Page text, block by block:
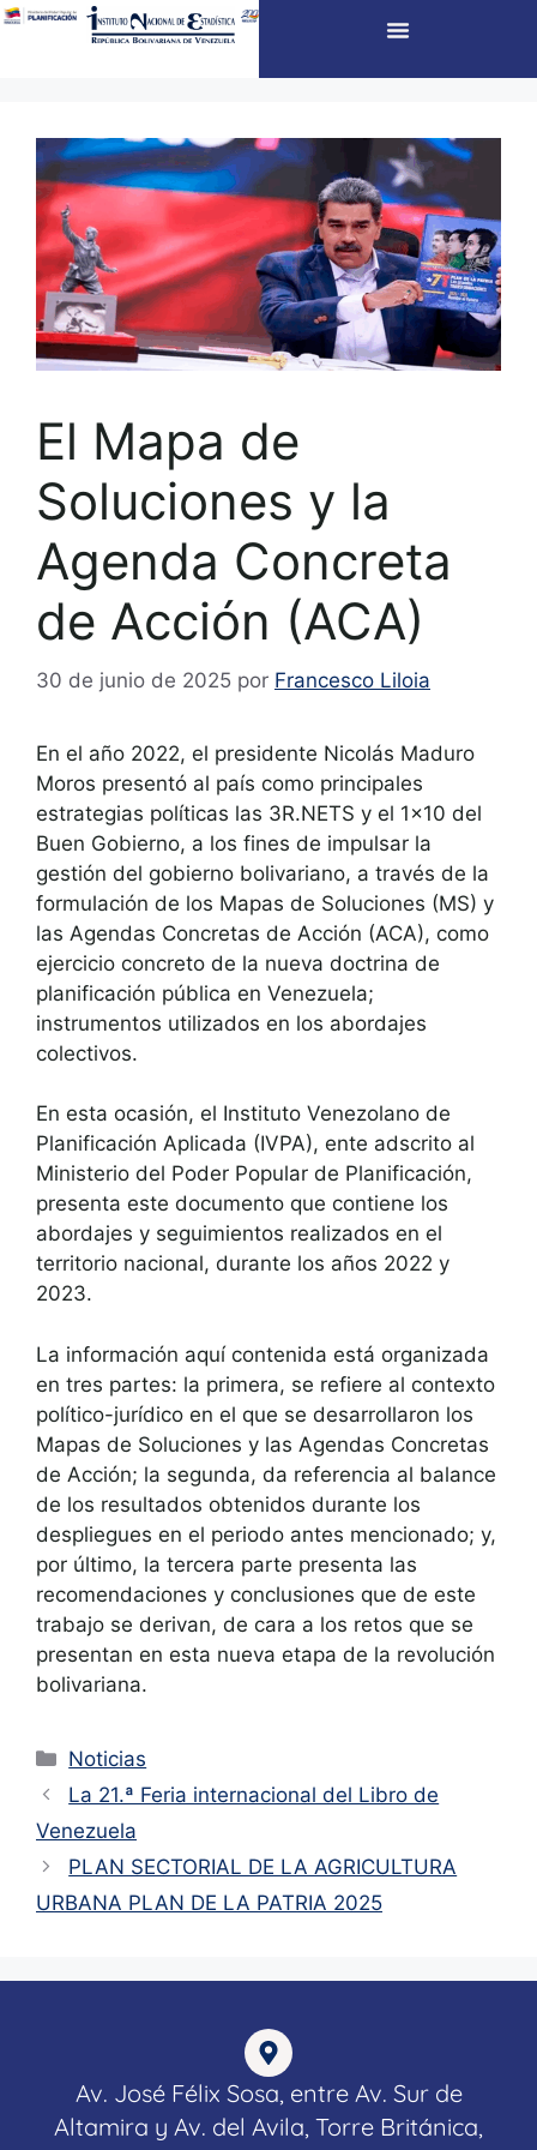
El Mapa de
Soluciones y la
Agenda Concreta
de Acción (ACA)
30 de junio de 2025 por Francesco Liloia
En el año 2022, el presidente Nicolás Maduro
Moros presentó al país como principales
estrategias políticas las 3R.NETS y el 1×10 del
Buen Gobierno, a los fines de impulsar la
gestión del gobierno bolivariano, a través de la
formulación de los Mapas de Soluciones (MS) y
las Agendas Concretas de Acción (ACA), como
ejercicio concreto de la nueva doctrina de
planificación pública en Venezuela;
instrumentos utilizados en los abordajes
colectivos.
En esta ocasión, el Instituto Venezolano de
Planificación Aplicada (IVPA), ente adscrito al
Ministerio del Poder Popular de Planificación,
presenta este documento que contiene los
abordajes y seguimientos realizados en el
territorio nacional, durante los años 2022 y
2023.
La información aquí contenida está organizada
en tres partes: la primera, se refiere al contexto
político-jurídico en el que se desarrollaron los
Mapas de Soluciones y las Agendas Concretas
de Acción; la segunda, da referencia al balance
de los resultados obtenidos durante los
despliegues en el periodo antes mencionado; y,
por último, la tercera parte presenta las
recomendaciones y conclusiones que de este
trabajo se derivan, de cara a los retos que se
presentan en esta nueva etapa de la revolución
bolivariana.
Noticias
La 21.ª Feria internacional del Libro de
Venezuela
PLAN SECTORIAL DE LA AGRICULTURA
URBANA PLAN DE LA PATRIA 2025
Av. José Félix Sosa, entre Av. Sur de
Altamira y Av. del Avila, Torre Británica,